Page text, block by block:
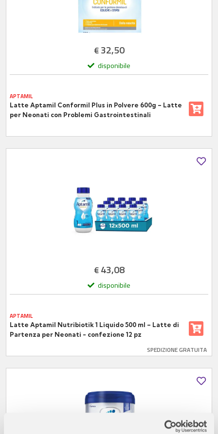
€32,50
disponibile
APTAMIL
Latte Aptamil Conformil Plus in Polvere 600g – Latte
per Neonati con Problemi Gastrointestinali
€43,08
disponibile
APTAMIL
Latte Aptamil Nutribiotik 1 Liquido 500 ml – Latte di
Partenza per Neonati - confezione 12 pz
SPEDIZIONE GRATUITA